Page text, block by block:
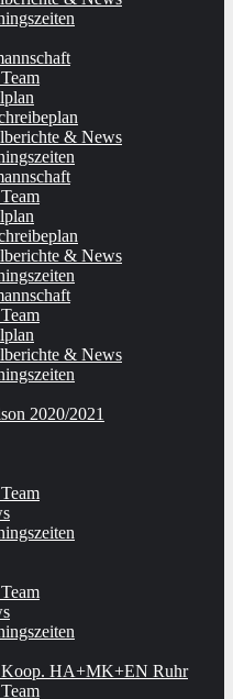
& News
& News
& News
2020/2021
HA+MK+EN Ruhr